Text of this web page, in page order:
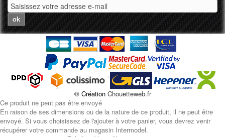
ok
© Création Chouetteweb.fr
Ce produit ne peut pas être envoyé
En raison de ses dimensions ou de la nature de ce produit, il ne peut être
envoyé. Si vous choisissez de l'ajouter à votre panier, vous devrez venir
récupérer votre commande au magasin Intermodel.